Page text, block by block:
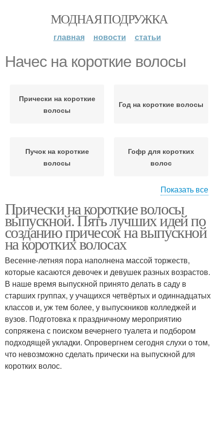
МОДНАЯ ПОДРУЖКА
главная новости статьи
Начес на короткие волосы
Прически на короткие
волосы
Год на короткие волосы
Пучок на короткие
волосы
Гофр для коротких
волос
Волос на новый год
волос
Прическа на короткий
волос
Волосы с фото
Показать все
Прически на короткие волосы
выпускной. Пять лучших идей по
созданию причесок на выпускной
на коротких волосах
Весенне-летняя пора наполнена массой торжеств,
которые касаются девочек и девушек разных возрастов.
В наше время выпускной принято делать в саду в
старших группах, у учащихся четвёртых и одиннадцатых
классов и, уж тем более, у выпускников колледжей и
вузов. Подготовка к праздничному мероприятию
сопряжена с поиском вечернего туалета и подбором
подходящей укладки. Опровергнем сегодня слухи о том,
что невозможно сделать прически на выпускной для
коротких волос.